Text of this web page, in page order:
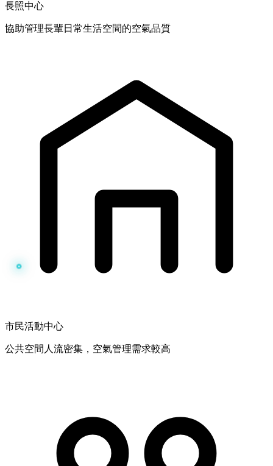
長照中心
協助管理長輩日常生活空間的空氣品質
市民活動中心
公共空間人流密集，空氣管理需求較高